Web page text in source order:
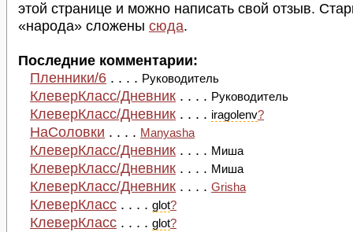
этой странице и можно написать свой отзыв.
«народа» сложены сюда.
Последние комментарии:
Пленники/6 . . . . Руководитель
КлеверКласс/Дневник . . . . Руководитель
КлеверКласс/Дневник . . . . iragolenv?
НаСоловки . . . . Manyasha
КлеверКласс/Дневник . . . . Миша
КлеверКласс/Дневник . . . . Миша
КлеверКласс/Дневник . . . . Grisha
КлеверКласс . . . . glot?
КлеверКласс . . . . glot?